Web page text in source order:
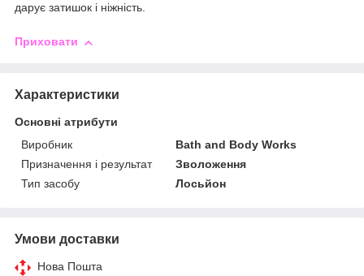
дарує затишок і ніжність.
Приховати
Характеристики
Основні атрибути
Виробник
Bath and Body Works
Призначення і результат
Зволоження
Тип засобу
Лосьйон
Умови доставки
Нова Пошта